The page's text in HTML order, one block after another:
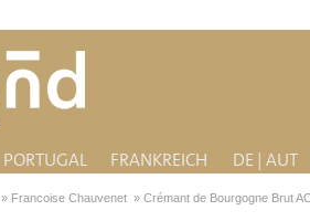
PORTUGAL FRANKREICH DE | AUT
» Francoise Chauvenet »Crémant de Bourgogne Brut